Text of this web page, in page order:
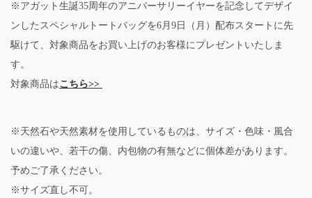
※アガット生誕35周年のアニバーサリーイヤーを記念してデザイ
ンしたスペシャルトートバッグを6月9日（月）配布スタートに先
駆けて、対象商品をお買い上げのお客様にプレゼントいたしま
す。
対象商品はこちら>>
※天然石や天然素材を使用しているものは、サイズ・色味・風合
いの違いや、若干の傷、内包物の有無などに個体差があります。
予めご了承ください。
※サイズ直し不可。